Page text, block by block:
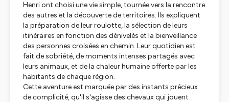
Henri ont choisi une vie simple, tournée vers la rencontre
des autres et la découverte de territoires. Ils expliquent
la préparation de leur roulotte, la sélection de leurs
itinéraires en fonction des dénivelés et la bienveillance
des personnes croisées en chemin. Leur quotidien est
fait de sobriété, de moments intenses partagés avec
leurs animaux, et de la chaleur humaine offerte par les
habitants de chaque région.
Cette aventure est marquée par des instants précieux
de complicité, qu'il s'agisse des chevaux qui jouent